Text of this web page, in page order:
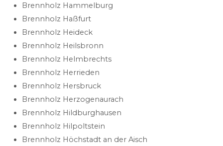
Brennholz Hammelburg
Brennholz Haßfurt
Brennholz Heideck
Brennholz Heilsbronn
Brennholz Helmbrechts
Brennholz Herrieden
Brennholz Hersbruck
Brennholz Herzogenaurach
Brennholz Hildburghausen
Brennholz Hilpoltstein
Brennholz Höchstadt an der Aisch